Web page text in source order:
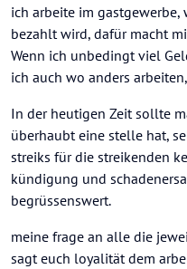
ich arbeite im
bezahlt wird, dafür macht
Wenn ich unbedingt viel
ich auch wo anders
In der heutigen Zeit sollte
überhaubt eine stelle hat,
streiks für die streikenden
kündigung und
begrüssenswert.
meine frage an alle die
sagt euch loyalität dem